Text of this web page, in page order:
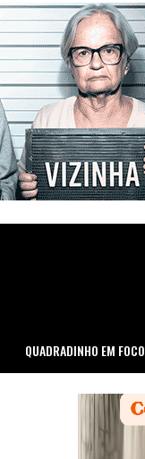
QUADRADINHO EM FOCO